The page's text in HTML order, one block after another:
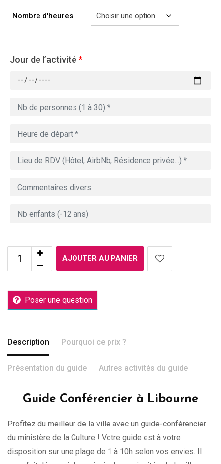
729.00€
Nombre d'heures
Jour de l’activité *
AJOUTER AU PANIER
Poser une question
Description Pourquoi ce prix ?
Présentation du guide Autres activités du guide
Guide Conférencier à Libourne
Profitez du meilleur de la ville avec un guide-conférencier
du ministère de la Culture ! Votre guide est à votre
disposition sur une plage de 1 à 10h selon vos envies. Il